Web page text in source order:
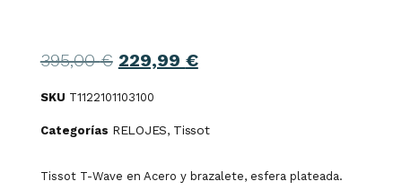
395,00€ 229,99 €
SKU T1122101103100
Categorías RELOJES, Tissot
Tissot T-Wave en Acero y brazalete, esfera plateada.